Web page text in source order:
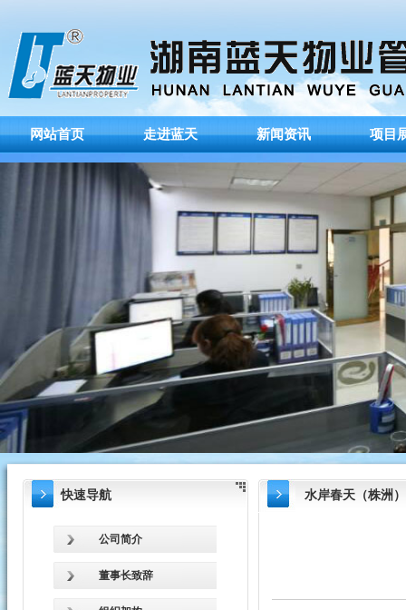
网站首页 走进蓝天 新闻资讯 项目
快速导航
公司简介
董事长致辞
水岸春天（株洲）